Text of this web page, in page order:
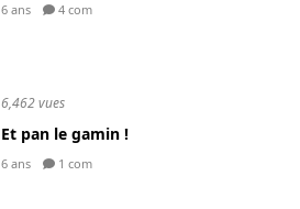
6 ans 4 com
6,462 vues
Et pan le gamin !
6 ans 1 com